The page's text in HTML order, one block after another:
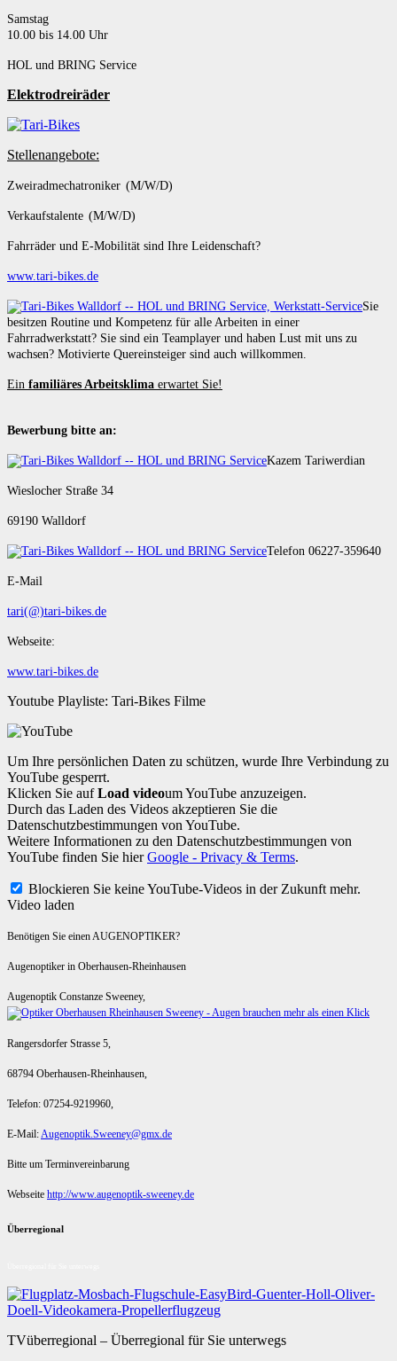
Samstag
10.00 bis 14.00 Uhr
HOL und BRING Service
Elektrodreiräder
Stellenangebote:
Zweiradmechatroniker (M/W/D)
Verkaufstalente (M/W/D)
Fahrräder und E-Mobilität sind Ihre Leidenschaft?
www.tari-bikes.de
Sie
besitzen Routine und Kompetenz für alle Arbeiten in einer
Fahrradwerkstatt? Sie sind ein Teamplayer und haben Lust mit uns zu
wachsen? Motivierte Quereinsteiger sind auch willkommen.
Ein familiäres Arbeitsklima erwartet Sie!
Bewerbung bitte an:
Kazem Tariwerdian
Wieslocher Straße 34
69190 Walldorf
Telefon 06227-359640
E-Mail
tari(@)tari-bikes.de
Webseite:
www.tari-bikes.de
Youtube Playliste: Tari-Bikes Filme
Um Ihre persönlichen Daten zu schützen, wurde Ihre Verbindung zu
YouTube gesperrt.
Klicken Sie aufLoad videoum YouTube anzuzeigen.
Durch das Laden des Videos akzeptieren Sie die
Datenschutzbestimmungen von YouTube.
Weitere Informationen zu den Datenschutzbestimmungen von
YouTube finden Sie hierGoogle - Privacy & Terms.
Blockieren Sie keine YouTube-Videos in der Zukunft mehr.
Video laden
Benötigen Sie einen AUGENOPTIKER?
Augenoptiker in Oberhausen-Rheinhausen
Augenoptik Constanze Sweeney,
Rangersdorfer Strasse 5,
68794 Oberhausen-Rheinhausen,
Telefon: 07254-9219960,
E-Mail:Augenoptik.Sweeney@gmx.de
Bitte um Terminvereinbarung
Webseite http://www.augenoptik-sweeney.de
Überregional
TVüberregional – Überregional für Sie unterwegs